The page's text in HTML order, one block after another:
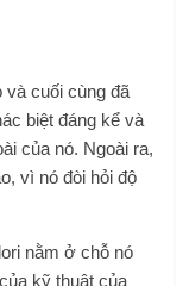
và cuối cùng đã
biệt đáng kể và
của nó. Ngoài ra,
vì nó đòi hỏi độ
nằm ở chỗ nó
kỹ thuật của